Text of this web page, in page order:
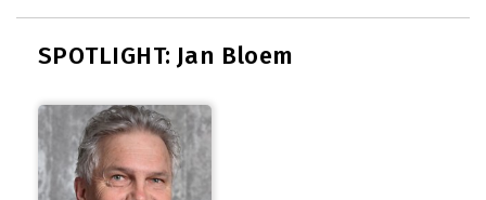
SPOTLIGHT: Jan Bloem